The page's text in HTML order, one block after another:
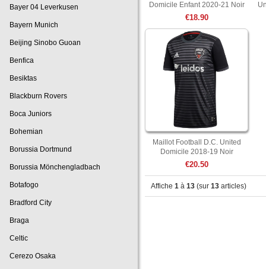
Bayer 04 Leverkusen
Bayern Munich
Beijing Sinobo Guoan
Benfica
Besiktas
Blackburn Rovers
Boca Juniors
Bohemian
Borussia Dortmund
Borussia Mönchengladbach
Botafogo
Bradford City
Braga
Celtic
Cerezo Osaka
Domicile Enfant 2020-21 Noir
€18.90
Maillot Football D.C. United
Domicile 2018-19 Noir
€20.50
Affiche 1 à 13 (sur 13 articles)